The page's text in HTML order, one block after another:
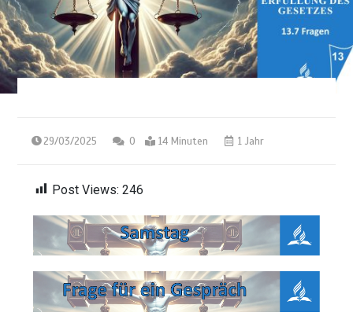
29/03/2025 0 14 Minuten 1 Jahr
Post Views: 246